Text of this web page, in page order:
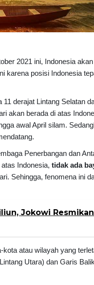
2021 ini, Indonesia
karena posisi Indonesia
derajat Lintang Selatan
akan berada di atas
awal April silam.
Penerbangan dan
atas Indonesia,tidak ada
Sehingga, fenomena ini
Jokowi
atau wilayah yang
Utara) dan Garis